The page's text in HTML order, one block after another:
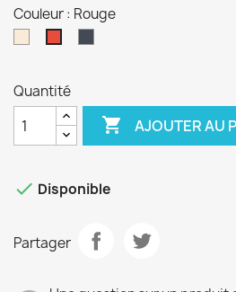
Couleur : Rouge
Quantité
 AJOUTER AU
 Disponible
Partager